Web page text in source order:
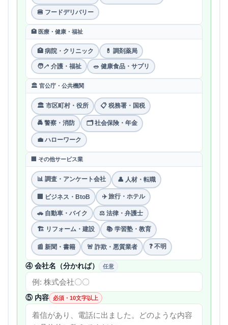
🍔 フードデリバリー
🏥 医療・健康・福祉
🏥 病院・クリニック 💊 調剤薬局
🧑‍🦯 介護・福祉 🥗 健康食品・サプリ
🏛 官公庁・公共機関
🏛 市区町村・役所 📋 税務署・国税
🚔 警察・消防 🗂 社会保険・年金
💼 ハローワーク
🏢 その他サービス業
📊 調査・アンケート会社 👤 人材・転職
🏢 ビジネス・BtoB ✈️ 旅行・ホテル
🚗 自動車・バイク ⚖️ 法律・弁護士
🏗 リフォーム・建設 📚 学習塾・教育
📰 新聞・書籍 🚨 詐欺・悪質業者 ❓ 不明
④ 会社名（分かれば） 任意
⑤ 内容 必須・10文字以上